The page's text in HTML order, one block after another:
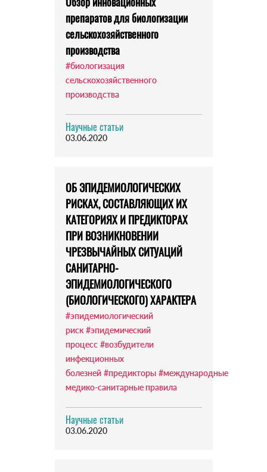
препаратов для биологизации
сельскохозяйственного
производства
#биологизация
сельскохозяйственного
производства
Научные статьи
03.06.2020
ОБ ЭПИДЕМИОЛОГИЧЕСКИХ
РИСКАХ, СОСТАВЛЯЮЩИХ ИХ
КАТЕГОРИЯХ И ПРЕДИКТОРАХ
ПРИ ВОЗНИКНОВЕНИИ
ЧРЕЗВЫЧАЙНЫХ СИТУАЦИЙ
САНИТАРНО-
ЭПИДЕМИОЛОГИЧЕСКОГО
(БИОЛОГИЧЕСКОГО) ХАРАКТЕРА
#эпидемиологический
риск #эпидемический
процесс #возбудители
инфекционных
болезней #предикторы #международные
медико-санитарные правила
Научные статьи
03.06.2020